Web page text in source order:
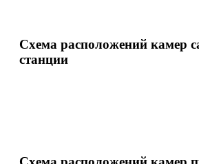
Схема расположений камер
станции